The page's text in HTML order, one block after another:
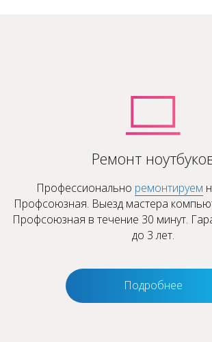
Ремонт
Профессионально ремонтируем
Профсоюзная. Выезд мастера
Профсоюзная в течение 30 минут.
до 3 лет.
Подробнее